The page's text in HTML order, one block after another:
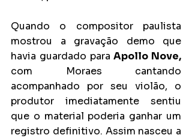
Quando o compositor paulista
mostrou a gravação demo que
havia guardado para Apollo Nove,
com Moraes cantando
acompanhado por seu violão, o
produtor imediatamente sentiu
que o material poderia ganhar um
registro definitivo. Assim nasceu a